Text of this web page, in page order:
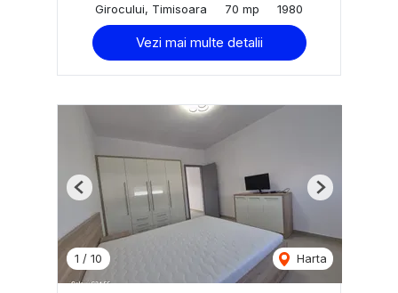
Girocului, Timisoara
70 mp 1980
Vezi mai multe detalii
1 / 10 Harta
Previous Next